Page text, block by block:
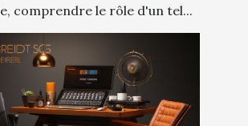
comprendre le rôle d'un tel...